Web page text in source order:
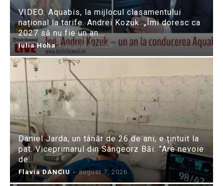
VIDEO: Aquabis, la mijlocul clasamentului
național la tarife. Andrei Kozuk: „Îmi doresc ca
2027 să nu fie un an...
Iulia Hoha - august 8, 2026
Daniel Jarda, un tânăr de 26 de ani, e țintuit la
pat. Viceprimarul din Sângeorz Băi: ”Are nevoie
de...
Flavia DANCIU - august 7, 2026